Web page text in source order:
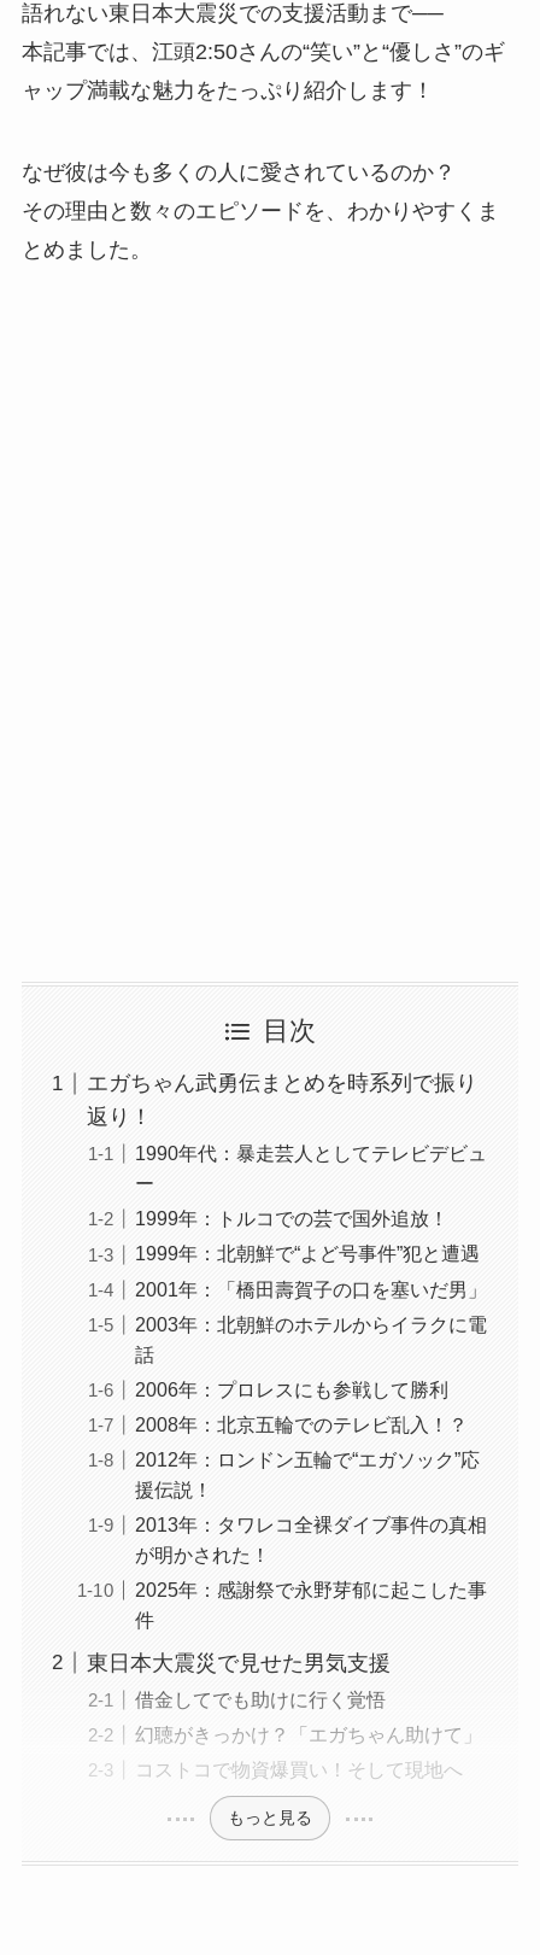
語れない東日本大震災での支援活動まで──
本記事では、江頭2:50さんの“笑い”と“優しさ”のギ
ャップ満載な魅力をたっぷり紹介します！
なぜ彼は今も多くの人に愛されているのか？
その理由と数々のエピソードを、わかりやすくま
とめました。
目次
エガちゃん武勇伝まとめを時系列で振り
返り！
1990年代：暴走芸人としてテレビデビュ
ー
1999年：トルコでの芸で国外追放！
1999年：北朝鮮で“よど号事件”犯と遭遇
2001年：「橋田壽賀子の口を塞いだ男」
2003年：北朝鮮のホテルからイラクに電
話
2006年：プロレスにも参戦して勝利
2008年：北京五輪でのテレビ乱入！？
2012年：ロンドン五輪で“エガソック”応
援伝説！
2013年：タワレコ全裸ダイブ事件の真相
が明かされた！
2025年：感謝祭で永野芽郁に起こした事
件
東日本大震災で見せた男気支援
借金してでも助けに行く覚悟
幻聴がきっかけ？「エガちゃん助けて」
コストコで物資爆買い！そして現地へ
もっと見る